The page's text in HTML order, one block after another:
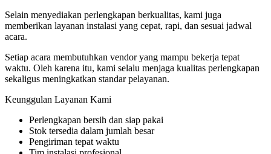
Selain menyediakan perlengkapan berkualitas, kami juga
memberikan layanan instalasi yang cepat, rapi, dan sesuai jadwal
acara.
Setiap acara membutuhkan vendor yang mampu bekerja tepat
waktu. Oleh karena itu, kami selalu menjaga kualitas perlengkapan
sekaligus meningkatkan standar pelayanan.
Keunggulan Layanan Kami
Perlengkapan bersih dan siap pakai
Stok tersedia dalam jumlah besar
Pengiriman tepat waktu